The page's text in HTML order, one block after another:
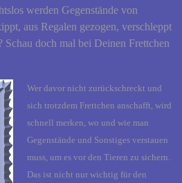
werden Gegenstände von
aus Regalen gezogen, verschleppt
Schau doch mal bei Deinen Frettchen
Wer davor nicht zurückschreckt und
sich trotzdem Frettchen anschafft, wird
schnell merken, wo und wie man
Gegenstände und Sonstiges verstauen
muss, um es vor den Tieren zu sichern.
Das ist nicht nur wichtig für den